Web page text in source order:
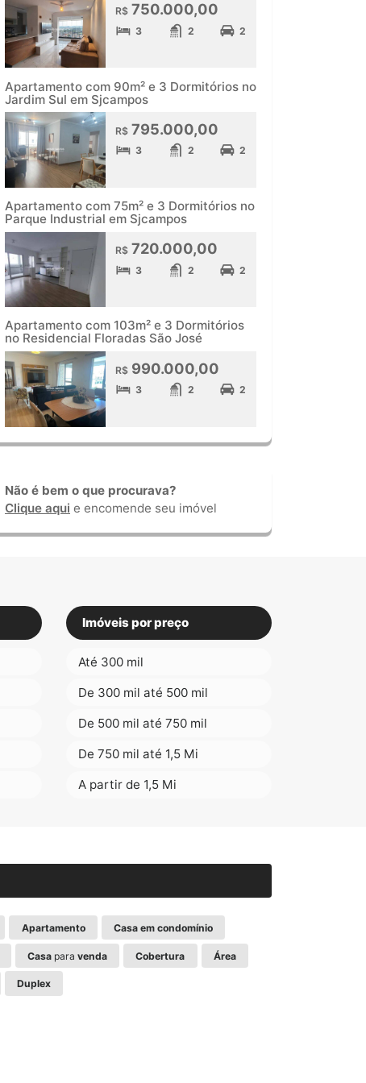
R$750.000,00
3 2 2
Apartamento com 90m² e 3 Dormitórios no
Jardim Sul em Sjcampos
R$795.000,00
3 2 2
Apartamento com 75m² e 3 Dormitórios no
Parque Industrial em Sjcampos
R$720.000,00
3 2 2
Apartamento com 103m² e 3 Dormitórios
no Residencial Floradas São José
R$990.000,00
3 2 2
Não é bem o que procurava?
Clique aqui e encomende seu imóvel
Imóveis por preço
Até 300 mil
De 300 mil até 500 mil
De 500 mil até 750 mil
De 750 mil até 1,5 Mi
A partir de 1,5 Mi
Apartamento Casa em condomínio
Casa paravenda Cobertura Área
Duplex